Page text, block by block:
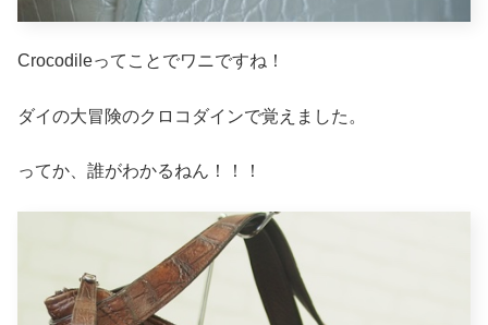
Crocodileってことでワニですね！
ダイの大冒険のクロコダインで覚えました。
ってか、誰がわかるねん！！！